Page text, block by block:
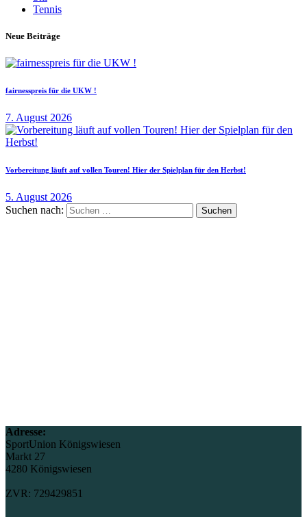
Tennis
Neue Beiträge
fairnesspreis für die UKW !
7. August 2026
Vorbereitung läuft auf vollen Touren! Hier der Spielplan für den Herbst!
5. August 2026
Suchen nach:
Adresse:
SportUnion Königswiesen
Markt 27
4280 Königswiesen
ZVR: 729429851